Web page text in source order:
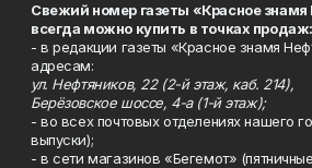
Свежий номер газеты «Красное
всегда можно купить в точках продаж:
- в редакции газеты «Красное знамя
адресам:
ул. Нефтяников, 22 (2-й этаж, каб. 214),
Берёзовское шоссе, 4-а (1-й этаж);
- во всех почтовых отделениях нашего
выпуски);
- в сети магазинов «Бегемот»